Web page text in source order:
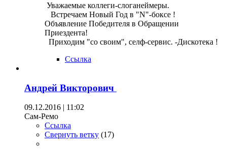
Уважаемые коллеги-слоганеймеры.
Встречаем Новый Год в "N"-боксе !
Объявление Победителя в Обращении
Приездента!
Приходим "со своим", селф-сервис. -Дискотека !
Ссылка
Андрей Викторович
09.12.2016 | 11:02
Сам-Ремо
Ссылка
Свернуть ветку (17)